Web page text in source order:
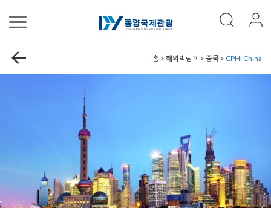
홈 > 해외박람회 > 중국 > CPHi China